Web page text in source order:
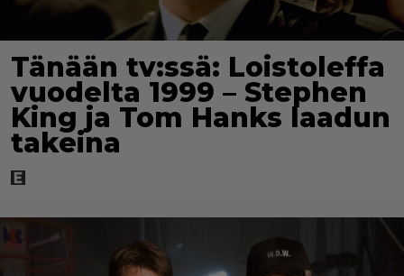
Tänään tv:ssä: Loistoleffa
vuodelta 1999 – Stephen
King ja Tom Hanks laadun
takeina